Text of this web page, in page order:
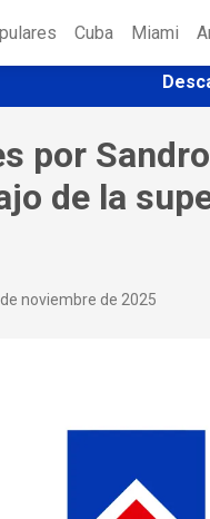
Cuba Miami
por
de la
noviembre de 2025